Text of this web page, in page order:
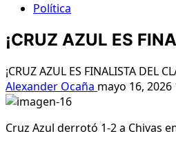
Política
¡CRUZ AZUL ES
¡CRUZ AZUL ES FINALISTA DEL
Alexander Ocaña mayo 16, 2026
Cruz Azul derrotó 1-2 a Chivas